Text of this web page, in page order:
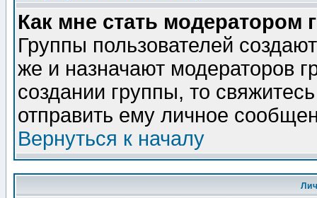
Как мне стать модератором
Группы пользователей
же и назначают модераторов
создании группы, то
отправить ему личное
Вернуться к началу